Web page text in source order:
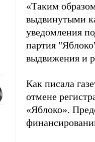
«Таким
выдвинутыми
уведомления
партия
выдвижения и
Как писала
отмене
«Яблоко».